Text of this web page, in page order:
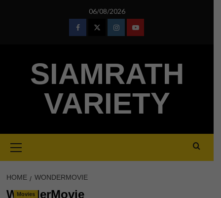
06/08/2026
FacebookTwitterInstagramYoutube
SIAMRATH
VARIETY
Menu
HOME WONDERMOVIE
WonderMovie
Movies